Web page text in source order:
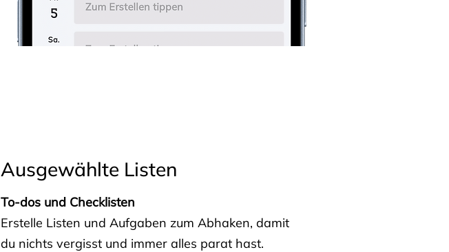
Ausgewählte Listen
To-dos und Checklisten
Erstelle Listen und Aufgaben zum Abhaken, damit
du nichts vergisst und immer alles parat hast.